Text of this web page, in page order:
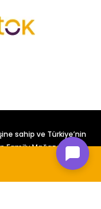
sahip ve Türkiye’nin
Mağazacılık